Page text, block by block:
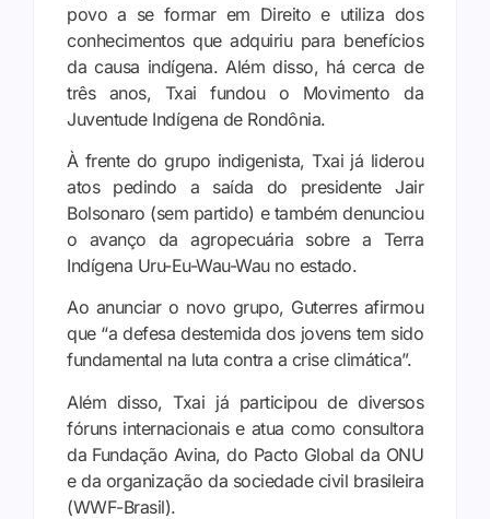
povo a se formar em Direito e utiliza dos
conhecimentos que adquiriu para benefícios
da causa indígena. Além disso, há cerca de
três anos, Txai fundou o Movimento da
Juventude Indígena de Rondônia.
À frente do grupo indigenista, Txai já liderou
atos pedindo a saída do presidente Jair
Bolsonaro (sem partido) e também denunciou
o avanço da agropecuária sobre a Terra
Indígena Uru-Eu-Wau-Wau no estado.
Ao anunciar o novo grupo, Guterres afirmou
que “a defesa destemida dos jovens tem sido
fundamental na luta contra a crise climática”.
Além disso, Txai já participou de diversos
fóruns internacionais e atua como consultora
da Fundação Avina, do Pacto Global da ONU
e da organização da sociedade civil brasileira
(WWF-Brasil).